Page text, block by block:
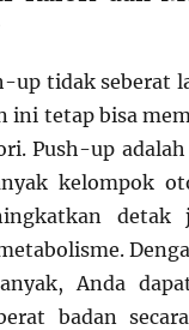
up tidak seberat
ini tetap bisa
Push-up
kelompok
detak
Anda
badan